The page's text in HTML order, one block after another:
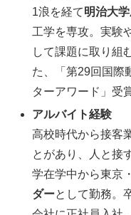
1浪を経て明治大
工学を専攻。実験
して課題に取り組
た、「第29回国際
ターアワード」受
アルバイト経験
高校時代から接客
とがあり、人と接
学在学中から東京
ダーとして勤務。